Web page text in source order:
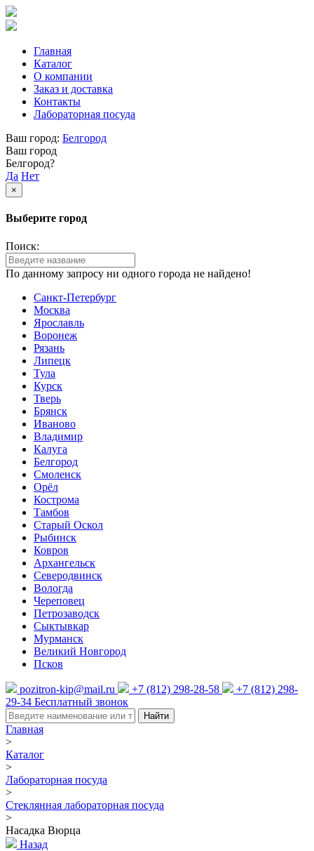
Главная
Каталог
О компании
Заказ и доставка
Контакты
Лабораторная посуда
Ваш город: Белгород
Ваш город
Белгород?
Да Нет
×
Выберите город
Поиск:
По данному запросу ни одного города не найдено!
Санкт-Петербург
Москва
Ярославль
Воронеж
Рязань
Липецк
Тула
Курск
Тверь
Брянск
Иваново
Владимир
Калуга
Белгород
Смоленск
Орёл
Кострома
Тамбов
Старый Оскол
Рыбинск
Ковров
Архангельск
Северодвинск
Вологда
Череповец
Петрозаводск
Сыктывкар
Мурманск
Великий Новгород
Псков
pozitron-kip@mail.ru +7 (812) 298-28-58
+7 (812) 298-
29-34 Бесплатный звонок
Найти
Главная
>
Каталог
>
Лабораторная посуда
>
Стеклянная лабораторная посуда
>
Насадка Вюрца
Назад